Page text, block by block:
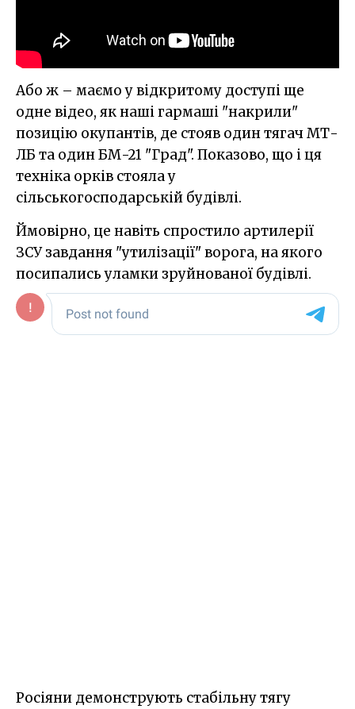
Або ж – маємо у відкритому доступі ще
одне відео, як наші гармаші "накрили"
позицію окупантів, де стояв один тягач МТ-
ЛБ та один БМ-21 "Град". Показово, що і ця
техніка орків стояла у
сільськогосподарській будівлі.
Ймовірно, це навіть спростило артилерії
ЗСУ завдання "утилізації" ворога, на якого
посипались уламки зруйнованої будівлі.
Росіяни демонструють стабільну тягу